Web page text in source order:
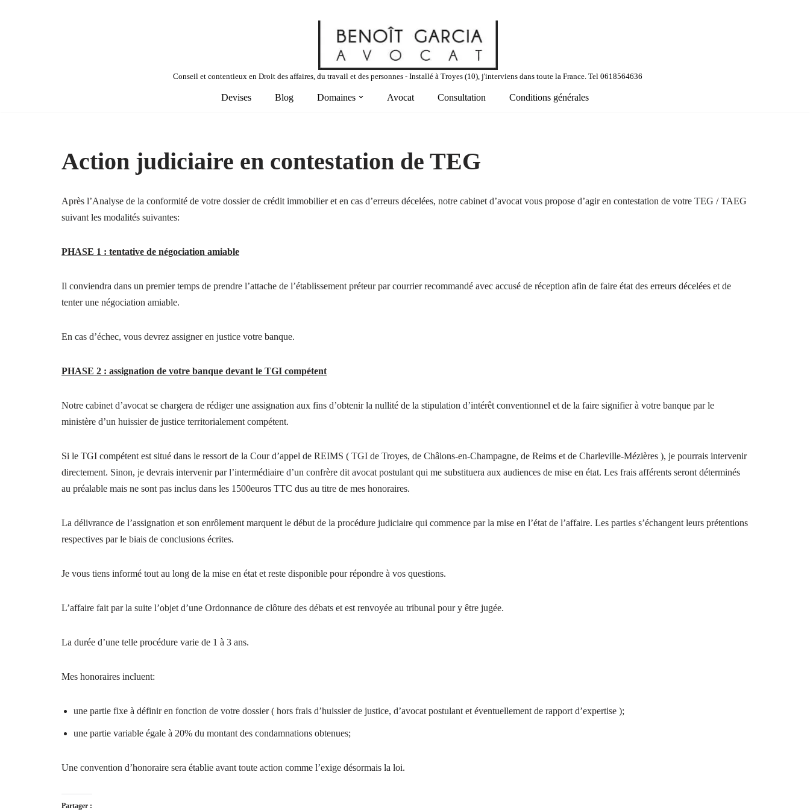
Conseil et contentieux en Droit des affaires, du travail et des personnes - Installé à Troyes (10), j'interviens dans toute la France. Tel 0618564636
Devises Blog Domaines Avocat Consultation Conditions générales
Action judiciaire en contestation de TEG
Après l’Analyse de la conformité de votre dossier de crédit immobilier et en cas d’erreurs décelées, notre cabinet d’avocat vous propose d’agir en contestation de votre TEG / TAEG
suivant les modalités suivantes:
PHASE 1 : tentative de négociation amiable
Il conviendra dans un premier temps de prendre l’attache de l’établissement préteur par courrier recommandé avec accusé de réception afin de faire état des erreurs décelées et de
tenter une négociation amiable.
En cas d’échec, vous devrez assigner en justice votre banque.
PHASE 2 : assignation de votre banque devant le TGI compétent
Notre cabinet d’avocat se chargera de rédiger une assignation aux fins d’obtenir la nullité de la stipulation d’intérêt conventionnel et de la faire signifier à votre banque par le
ministère d’un huissier de justice territorialement compétent.
Si le TGI compétent est situé dans le ressort de la Cour d’appel de REIMS ( TGI de Troyes, de Châlons-en-Champagne, de Reims et de Charleville-Mézières ), je pourrais intervenir
directement. Sinon, je devrais intervenir par l’intermédiaire d’un confrère dit avocat postulant qui me substituera aux audiences de mise en état. Les frais afférents seront déterminés
au préalable mais ne sont pas inclus dans les 1500euros TTC dus au titre de mes honoraires.
La délivrance de l’assignation et son enrôlement marquent le début de la procédure judiciaire qui commence par la mise en l’état de l’affaire. Les parties s’échangent leurs prétentions
respectives par le biais de conclusions écrites.
Je vous tiens informé tout au long de la mise en état et reste disponible pour répondre à vos questions.
L’affaire fait par la suite l’objet d’une Ordonnance de clôture des débats et est renvoyée au tribunal pour y être jugée.
La durée d’une telle procédure varie de 1 à 3 ans.
Mes honoraires incluent:
une partie fixe à définir en fonction de votre dossier ( hors frais d’huissier de justice, d’avocat postulant et éventuellement de rapport d’expertise );
une partie variable égale à 20% du montant des condamnations obtenues;
Une convention d’honoraire sera établie avant toute action comme l’exige désormais la loi.
Partager :